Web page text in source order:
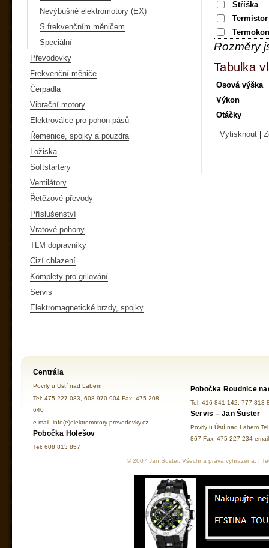
Nevýbušné elektromotory (EX)
S frekvenčním měničem
Speciální
Převodovky
Frekvenční měniče
Čerpadla
Vibrační motory
Elektroválce pro pohon pásů
Řemenice, spojky a pouzdra
Ložiska
Softstartéry
Ventilátory
Řetězové převody
Příslušenství
Vratové pohony
TLM dopravníky
Cizí chlazení
Komplety pro grilování
Servis
Elektromagnetické brzdy, spojky
Stříška
Termistor
Rozměry
Tabulka
Osová výška
Výkon
Otáčky
Vytisknout
Centrála
Povrly u Ústí nad Labem
Tel: 475 227 083, 608 970 904 Fax: 475 208
640
e-mail: info(e)elektromotory-prevodovky.cz
Pobočka Holešov
Tel: 608 813 857
Pobočka Roudnice
Tel: 416 841 142, 777 813
Servis – Jan Šuster
Povrly u Ústí nad Labem
867 Fax: 475 227 234
© 2007 Jan Šuster, Všechna práva vyhrazena. |